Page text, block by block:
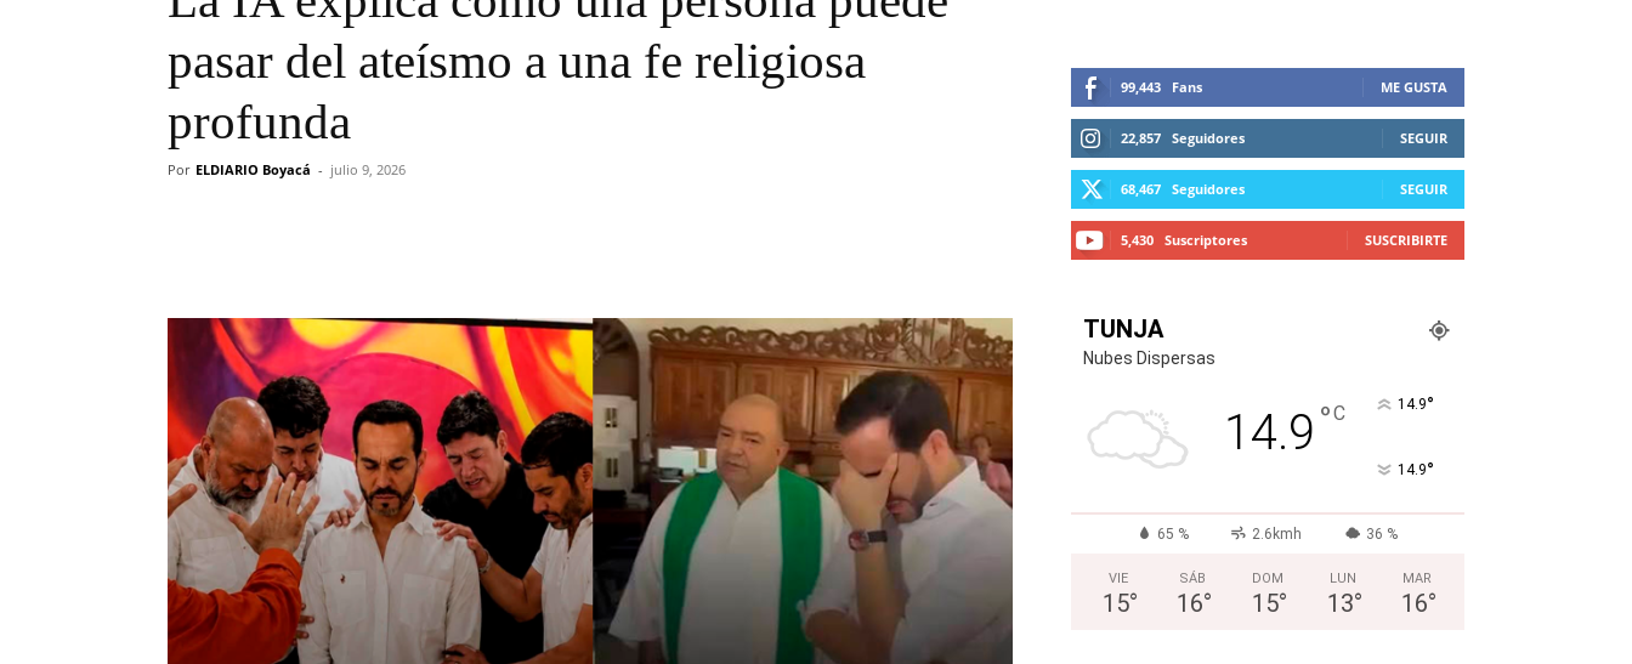
pasar del ateísmo a una fe religiosa
profunda
Por ELDIARIO Boyacá - julio 9, 2026
99,443 Fans ME GUSTA
22,857 Seguidores SEGUIR
68,467 Seguidores SEGUIR
5,430 Suscriptores SUSCRIBIRTE
TUNJA
Nubes Dispersas
14.9 °C 14.9°
14.9°
65 % 2.6kmh 36 %
VIE
15°
SÁB
16°
DOM
15°
LUN
13°
MAR
16°